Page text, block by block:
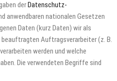
der Datenschutz-
anwendbaren nationalen Gesetzen
Daten (kurz Daten) wir als
Auftragsverarbeiter (z. B.
werden und welche
Die verwendeten Begriffe sind